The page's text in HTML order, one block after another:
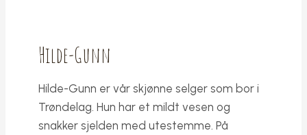
Hilde-Gunn
Hilde-Gunn er vår skjønne selger som bor i
Trøndelag. Hun har et mildt vesen og
snakker sjelden med utestemme. På